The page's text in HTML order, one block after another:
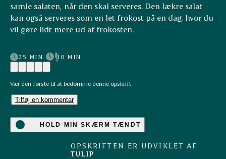
samle salaten, når den skal serveres. Den lækre salat
kan også serveres som en let frokost på en dag, hvor du
vil gøre lidt mere ud af frokosten.
25 MIN. 10 MIN.
Vær den første til at bedømme denne opskrift
Tilføj en kommentar
HOLD MIN SKÆRM TÆNDT
OPSKRIFTEN ER UDVIKLET AF
TULIP